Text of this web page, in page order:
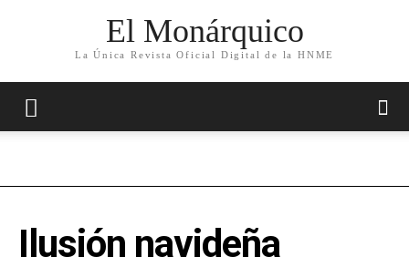
El Monárquico
La Única Revista Oficial Digital de la HNME
Ilusión navideña